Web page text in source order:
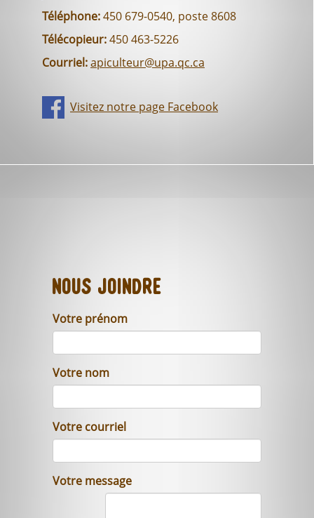
Téléphone:450 679-0540, poste 8608
Télécopieur:450 463-5226
Courriel:apiculteur@upa.qc.ca
Visitez notre page Facebook
Nous joindre
Votre prénom
Votre nom
Votre courriel
Votre message